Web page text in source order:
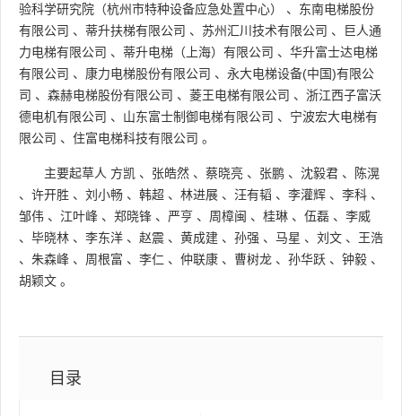
验科学研究院（杭州市特种设备应急处置中心）
、 东南电梯股份
有限公司 、 蒂升扶梯有限公司 、 苏州汇川技术有限公司 、
巨人通
力电梯有限公司 、 蒂升电梯（上海）有限公司 、 华升富士达电梯
有限公司 、 康力电梯股份有限公司 、 永大电梯设备(中国)有限公
司 、 森赫电梯股份有限公司 、 菱王电梯有限公司 、 浙江西子富沃
德电机有限公司 、 山东富士制御电梯有限公司 、 宁波宏大电梯有
限公司 、 住富电梯科技有限公司 。
主要起草人 方凯 、 张皓然 、 蔡晓亮 、 张鹏 、 沈毅君 、
陈滉
、 许开胜 、 刘小畅 、 韩超 、 林进展 、 汪有韬 、 李灌辉 、 李科 、
邹伟 、 江叶峰 、 郑晓锋 、 严亨 、 周樟闽 、 桂琳 、 伍磊 、 李威
、 毕晓林 、 李东洋 、 赵震 、 黄成建 、 孙强 、 马星 、 刘文 、 王浩
、 朱森峰 、 周根富 、 李仁 、 仲联康 、 曹树龙 、 孙华跃 、 钟毅 、
胡颖文 。
目录